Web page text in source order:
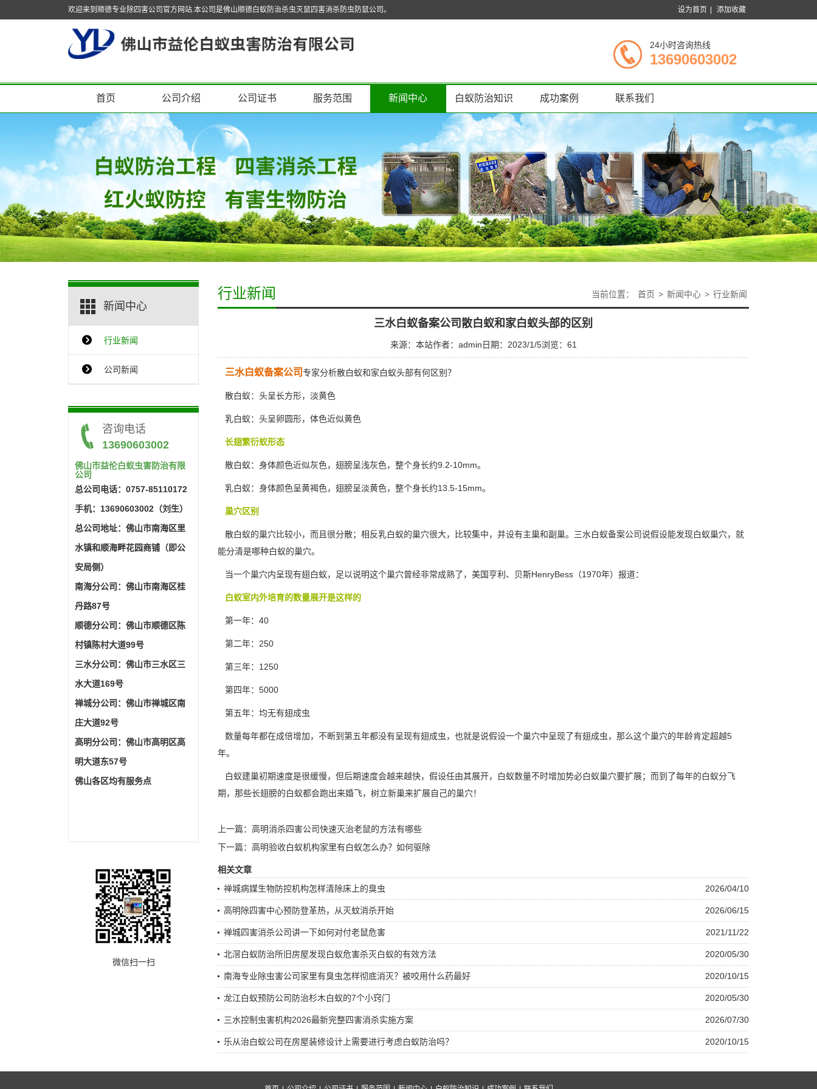
欢迎来到顺德专业除四害公司官方网站.本公司是佛山顺德白蚁防治杀虫灭鼠四害消杀防虫防鼠公司。 设为首页 添加收藏
24小时咨询热线
13690603002
首页 公司介绍 公司证书 服务范围 新闻中心 白蚁防治知识 成功案例 联系我们
新闻中心
{$ClassName_en}
行业新闻
公司新闻
咨询电话
13690603002
佛山市益伦白蚁虫害防治有限
公司
总公司电话：0757-85110172
手机：13690603002（刘生）
总公司地址：佛山市南海区里
水镇和顺海畔花园商铺（即公
安局侧）
南海分公司：佛山市南海区桂
丹路87号
顺德分公司：佛山市顺德区陈
村镇陈村大道99号
三水分公司：佛山市三水区三
水大道169号
禅城分公司：佛山市禅城区南
庄大道92号
高明分公司：佛山市高明区高
明大道东57号
佛山各区均有服务点
微信扫一扫
行业新闻 当前位置： 首页 > 新闻中心 > 行业新闻
三水白蚁备案公司散白蚁和家白蚁头部的区别
来源：本站作者：admin 日期：2023/1/5浏览： 61
三水白蚁备案公司专家分析散白蚁和家白蚁头部有何区别？
散白蚁：头呈长方形，淡黄色
乳白蚁：头呈卵圆形，体色近似黄色
长翅繁衍蚁形态
散白蚁：身体颜色近似灰色，翅膀呈浅灰色，整个身长约9.2-10mm。
乳白蚁：身体颜色呈黄褐色，翅膀呈淡黄色，整个身长约13.5-15mm。
巢穴区别
散白蚁的巢穴比较小，而且很分散；相反乳白蚁的巢穴很大，比较集中，并设有主巢和副巢。三水白蚁备案公司说假设能发现白蚁巢穴，就
能分清是哪种白蚁的巢穴。
当一个巢穴内呈现有翅白蚁，足以说明这个巢穴曾经非常成熟了，美国亨利、贝斯HenryBess（1970年）报道：
白蚁室内外培育的数量展开是这样的
第一年：40
第二年：250
第三年：1250
第四年：5000
第五年：均无有翅成虫
数量每年都在成倍增加，不断到第五年都没有呈现有翅成虫，也就是说假设一个巢穴中呈现了有翅成虫，那么这个巢穴的年龄肯定超越5
年。
白蚁建巢初期速度是很缓慢，但后期速度会越来越快，假设任由其展开，白蚁数量不时增加势必白蚁巢穴要扩展；而到了每年的白蚁分飞
期 ，那些长翅膀的白蚁都会跑出来婚飞，树立新巢来扩展自己的巢穴！
上一篇：高明消杀四害公司快速灭治老鼠的方法有哪些
下一篇：高明验收白蚁机构家里有白蚁怎么办？如何驱除
相关文章
2026/04/10
禅城病媒生物防控机构怎样清除床上的臭虫
2026/06/15
高明除四害中心预防登革热，从灭蚊消杀开始
2021/11/22
禅城四害消杀公司讲一下如何对付老鼠危害
2020/05/30
北滘白蚁防治所旧房屋发现白蚁危害杀灭白蚁的有效方法
2020/10/15
南海专业除虫害公司家里有臭虫怎样彻底消灭？被咬用什么药最好
2020/05/30
龙江白蚁预防公司防治杉木白蚁的7个小窍门
2026/07/30
三水控制虫害机构2026最新完整四害消杀实施方案
2020/10/15
乐从治白蚁公司在房屋装修设计上需要进行考虑白蚁防治吗？